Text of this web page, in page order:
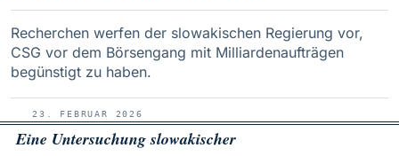
Recherchen werfen der slowakischen Regierung vor,
CSG vor dem Börsengang mit Milliardenaufträgen
begünstigt zu haben.
23. FEBRUAR 2026
Eine Untersuchung slowakischer